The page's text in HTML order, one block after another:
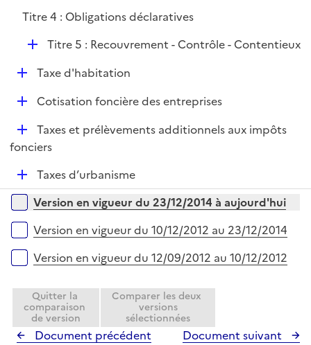
e
l
e
Titre 4 : Obligations déclaratives
D
p
l
i
e
r
Titre 5 : Recouvrement - Contrôle - Contentieux
D
e
Taxe d'habitation
D
l
r
Cotisation foncière des entreprises
D
é
e
r
Taxes et prélèvements additionnels aux impôts
fonciers
D
é
p
e
Taxes d’urbanisme
Versions sur la période
Version en vigueur du 23/12/2014 à aujourd'hui
Version en vigueur du 10/12/2012 au 23/12/2014
Version en vigueur du 12/09/2012 au 10/12/2012
Quitter la
comparaison
de version
Comparer les deux
versions
sélectionnées
Document précédent Document suivant